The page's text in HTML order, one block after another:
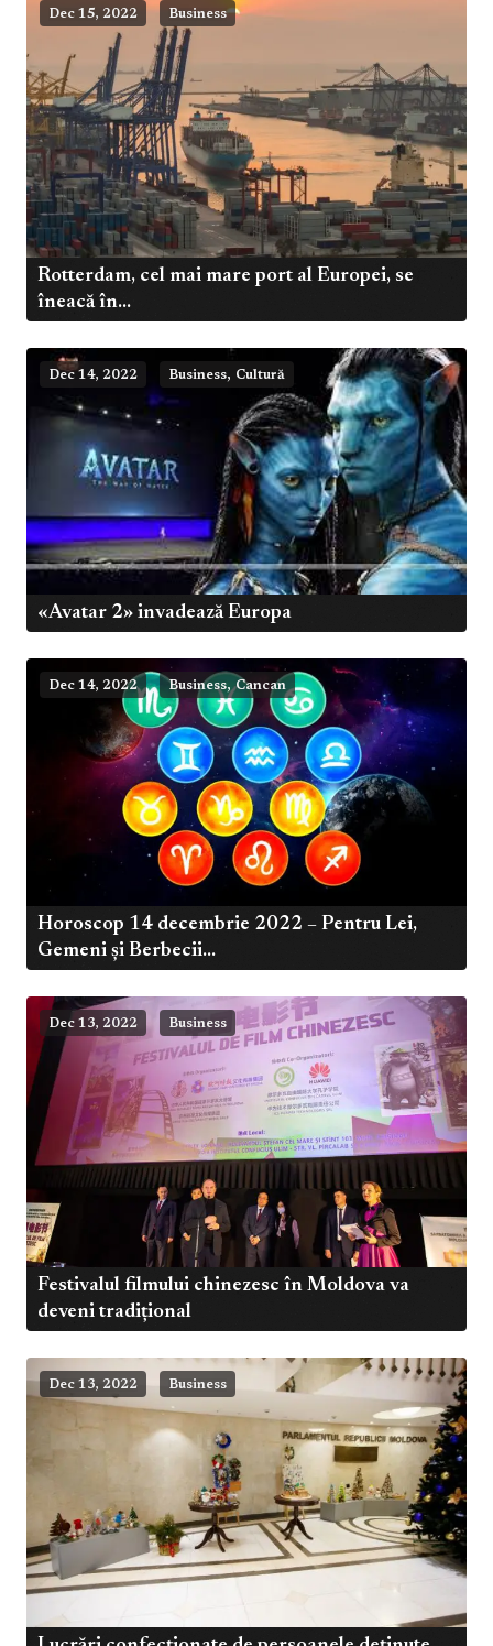
Dec 15, 2022 Business
Rotterdam, cel mai mare port al Europei, se
îneacă în...
Dec 14, 2022 Business, Cultură
«Avatar 2» invadează Europa
Dec 14, 2022 Business,Cancan
Horoscop 14 decembrie 2022 – Pentru Lei,
Gemeni și Berbecii...
Dec 13, 2022 Business
Festivalul filmului chinezesc în Moldova va
deveni tradițional
Dec 13, 2022 Business